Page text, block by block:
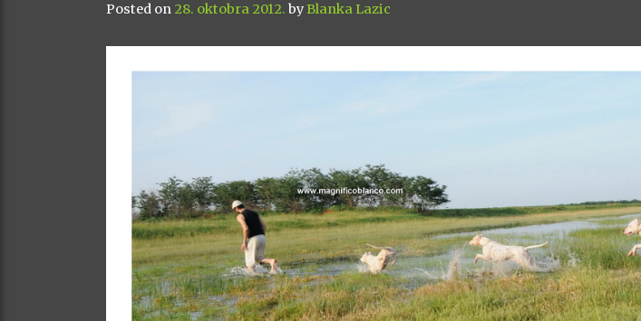
Posted on 28. oktobra 2012. by Blanka Lazic